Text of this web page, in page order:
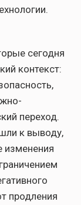
сегодня
контекст:
переход.
к выводу,
изменения
продления